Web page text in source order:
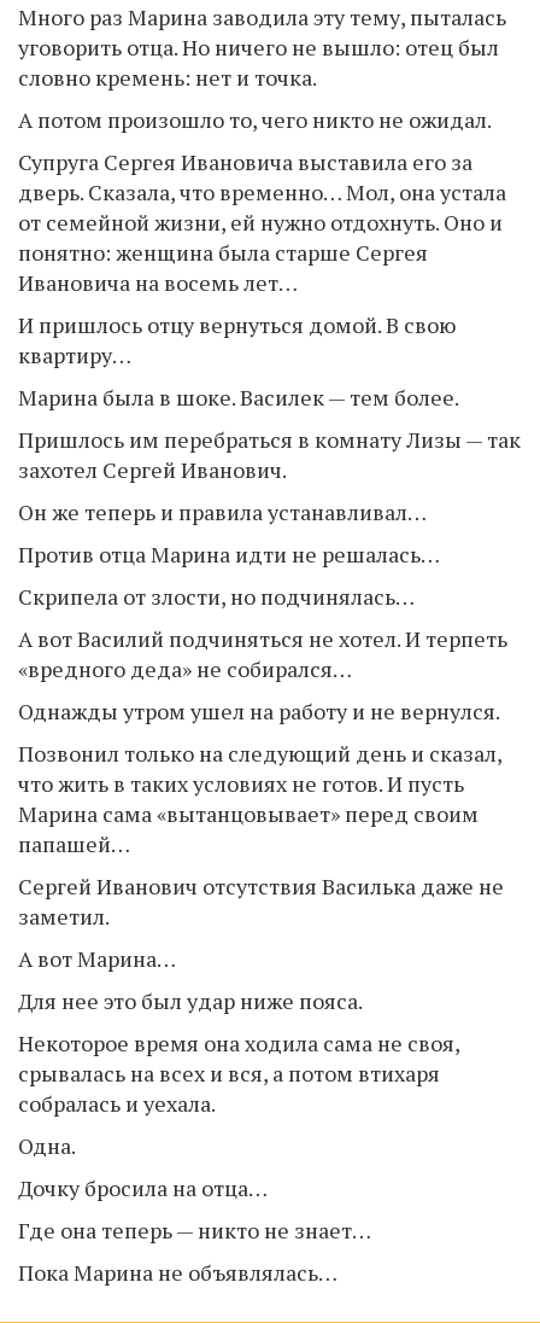
Много раз Марина заводила эту тему, пыталась
уговорить отца. Но ничего не вышло: отец был
словно кремень: нет и точка.
А потом произошло то, чего никто не ожидал.
Супруга Сергея Ивановича выставила его за
дверь. Сказала, что временно… Мол, она устала
от семейной жизни, ей нужно отдохнуть. Оно и
понятно: женщина была старше Сергея
Ивановича на восемь лет…
И пришлось отцу вернуться домой. В свою
квартиру…
Марина была в шоке. Василек — тем более.
Пришлось им перебраться в комнату Лизы — так
захотел Сергей Иванович.
Он же теперь и правила устанавливал…
Против отца Марина идти не решалась…
Скрипела от злости, но подчинялась…
А вот Василий подчиняться не хотел. И терпеть
«вредного деда» не собирался…
Однажды утром ушел на работу и не вернулся.
Позвонил только на следующий день и сказал,
что жить в таких условиях не готов. И пусть
Марина сама «вытанцовывает» перед своим
папашей…
Сергей Иванович отсутствия Василька даже не
заметил.
А вот Марина…
Для нее это был удар ниже пояса.
Некоторое время она ходила сама не своя,
срывалась на всех и вся, а потом втихаря
собралась и уехала.
Одна.
Дочку бросила на отца…
Где она теперь — никто не знает…
Пока Марина не объявлялась…